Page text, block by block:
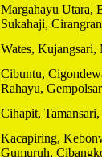
Margahayu Utara,
Sukahaji,
Wates, Kujangsari,
Cibuntu,
Rahayu,
Cihapit,
Kacapiring,
Gumuruh,